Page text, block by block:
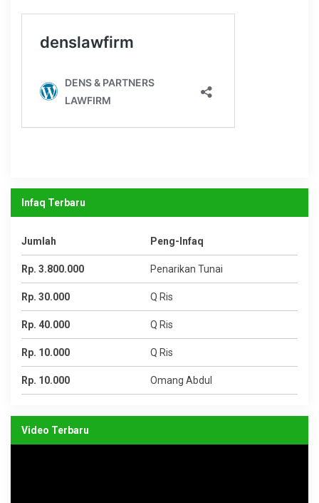
Infaq Terbaru
Jumlah Peng-Infaq
Rp. 3.800.000 Penarikan Tunai
Rp. 30.000 Q Ris
Rp. 40.000 Q Ris
Rp. 10.000 Q Ris
Rp. 10.000 Omang Abdul
Video Terbaru